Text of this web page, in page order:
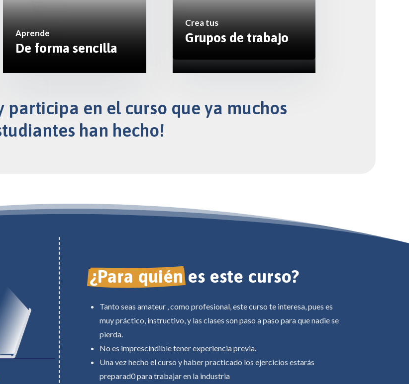
Aprende
De forma sencilla
Crea tus
Grupos de trabajo
participa en el curso que ya muchos
han hecho!
¿Para quién es este curso?
Tanto seas amateur , como profesional, este curso te interesa, pues es
muy práctico, instructivo, y las clases son paso a paso para que nadie se
pierda.
No es imprescindible tener experiencia previa.
Una vez hecho el curso y haber practicado los ejercicios estarás
preparad0 para trabajar en la industria